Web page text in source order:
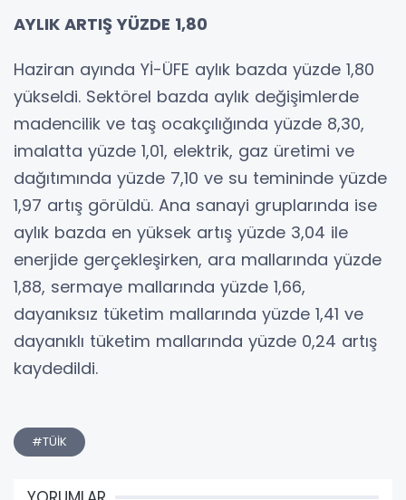
AYLIK ARTIŞ YÜZDE 1,80
Haziran ayında Yİ-ÜFE aylık bazda yüzde 1,80
yükseldi. Sektörel bazda aylık değişimlerde
madencilik ve taş ocakçılığında yüzde 8,30,
imalatta yüzde 1,01, elektrik, gaz üretimi ve
dağıtımında yüzde 7,10 ve su temininde yüzde
1,97 artış görüldü. Ana sanayi gruplarında ise
aylık bazda en yüksek artış yüzde 3,04 ile
enerjide gerçekleşirken, ara mallarında yüzde
1,88, sermaye mallarında yüzde 1,66,
dayanıksız tüketim mallarında yüzde 1,41 ve
dayanıklı tüketim mallarında yüzde 0,24 artış
kaydedildi.
#TÜİK